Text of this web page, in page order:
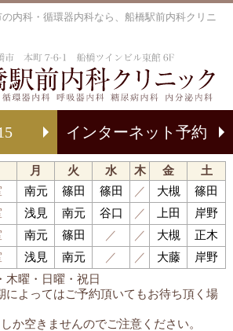
内科・循環器内科なら、船橋駅前内科クリニ
インターネット予約
木曜・日曜・祝日
よってはご予約頂いてもお待ち頂く場
か空きませんのでご注意ください。
月 火 水 木 金
土
南元 篠田 篠田 ／ 大槻
篠田
浅見 南元 谷口 ／ 上田
岸野
南元 篠田 ／ ／ 大槻
正木
浅見 南元 ／ ／ 大藤 岸野